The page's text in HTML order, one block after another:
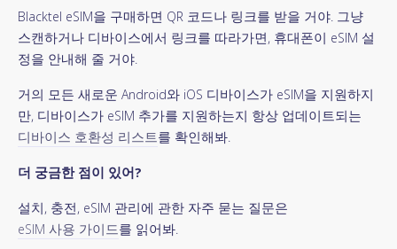
Blacktel eSIM을 구매하면 QR 코드나 링크를 받을 거야. 그냥
스캔하거나 디바이스에서 링크를 따라가면, 휴대폰이 eSIM 설
정을 안내해 줄 거야.
거의 모든 새로운 Android와 iOS 디바이스가 eSIM을 지원하지
만, 디바이스가 eSIM 추가를 지원하는지 항상 업데이트되는
디바이스 호환성 리스트를 확인해봐.
더 궁금한 점이 있어?
설치, 충전, eSIM 관리에 관한 자주 묻는 질문은
eSIM 사용 가이드를 읽어봐.